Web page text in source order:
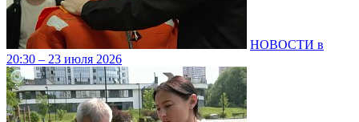
НОВОСТИ в
20:30 – 23 июля 2026